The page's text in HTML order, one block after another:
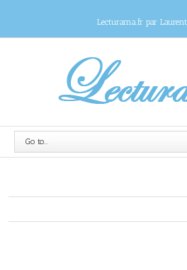
Lecturama.fr par Laurent
Go to...